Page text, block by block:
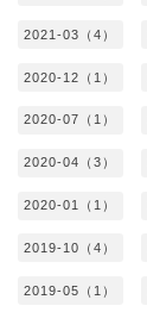
2021-03（4）
2020-12（1）
2020-07（1）
2020-04（3）
2020-01（1）
2019-10（4）
2019-05（1）